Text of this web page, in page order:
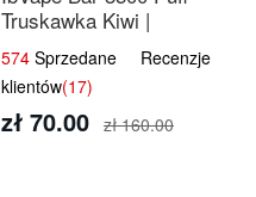
Truskawka Kiwi |
Jednorazowy E-papieros
574 Sprzedane Recenzje
klientów(17)
zł 70.00 zł 160.00